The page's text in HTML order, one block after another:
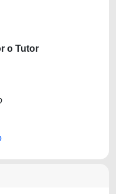
o Tutor